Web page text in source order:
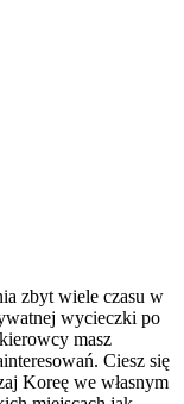
zbyt wiele czasu w
wycieczki po
masz
Ciesz się
Koreę we własnym